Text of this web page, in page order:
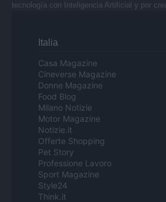
tecnología con Inteligencia Artificial y por
Italia
Casa Magazine
Cineverse Magazine
Donne Magazine
Food Blog
Milano Notizie
Motor Magazine
Notizie.it
Offerte Shopping
Pet Story
Professione Lavoro
Sport Magazine
Style24
Think.it